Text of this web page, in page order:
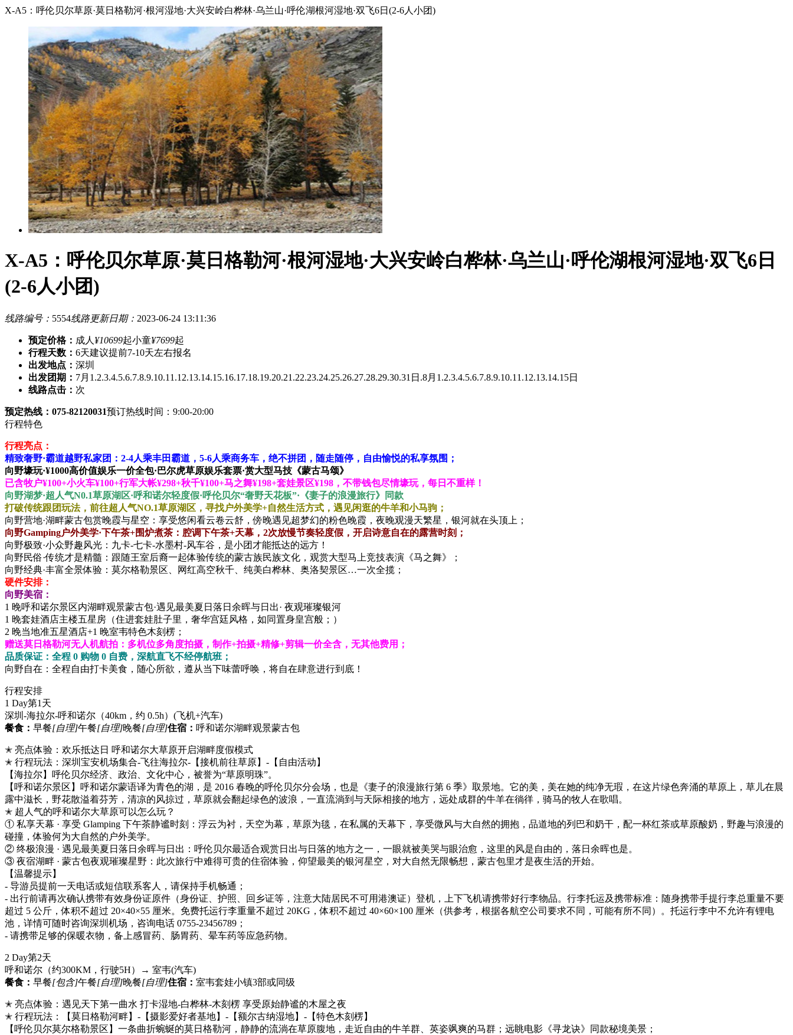
X-A5：呼伦贝尔草原·莫日格勒河·根河湿地·大兴安岭白桦林·乌兰山·呼伦湖根河湿地·双飞6日(2-6人小团)
X-A5：呼伦贝尔草原·莫日格勒河·根河湿地·大兴安岭白桦林·乌兰山·呼伦湖根河湿地·双飞6日
(2-6人小团)
线路编号： 5554线路更新日期： 2023-06-24 13:11:36
预定价格： 成人 ¥10699起小童¥7699起
行程天数： 6天建议提前7-10天左右报名
出发地点： 深圳
出发团期： 7月1.2.3.4.5.6.7.8.9.10.11.12.13.14.15.16.17.18.19.20.21.22.23.24.25.26.27.28.29.30.31日.8月1.2.3.4.5.6.7.8.9.10.11.12.13.14.15日
线路点击： 次
预定热线：075-82120031预订热线时间：9:00-20:00
行程特色
行程亮点：
精致奢野·霸道越野私家团：2-4人乘丰田霸道，5-6人乘商务车，绝不拼团，随走随停，自由愉悦的私享氛围；
向野壕玩·¥1000高价值娱乐一价全包·巴尔虎草原娱乐套票·赏大型马技《蒙古马颂》
已含牧户¥100+小火车¥100+行军大帐¥298+秋千¥100+马之舞¥198+套娃景区¥198，不带钱包尽情壕玩，每日不重样！
向野湖梦·超人气N0.1草原湖区·呼和诺尔轻度假·呼伦贝尔“奢野天花板”·《妻子的浪漫旅行》同款
打破传统跟团玩法，前往超人气NO.1草原湖区，寻找户外美学+自然生活方式，遇见闲逛的牛羊和小马驹；
向野营地·湖畔蒙古包赏晚霞与星空：享受悠闲看云卷云舒，傍晚遇见超梦幻的粉色晚霞，夜晚观漫天繁星，银河就在头顶上；
向野Gamping户外美学·下午茶+围炉煮茶：腔调下午茶+天幕，2次放慢节奏轻度假，开启诗意自在的露营时刻；
向野极致·小众野趣风光：九卡-七卡-水墨村-风车谷，是小团才能抵达的远方！
向野民俗·传统才是精髓：跟随王室后裔一起体验传统的蒙古族民族文化，观赏大型马上竞技表演《马之舞》；
向野经典·丰富全景体验：莫尔格勒景区、网红高空秋千、纯美白桦林、奥洛契景区…一次全揽；
硬件安排：
向野美宿：
1 晚呼和诺尔景区内湖畔观景蒙古包·遇见最美夏日落日余晖与日出· 夜观璀璨银河
1 晚套娃酒店主楼五星房（住进套娃肚子里，奢华宫廷风格，如同置身皇宫般；）
2 晚当地准五星酒店+1 晚室韦特色木刻楞；
赠送莫日格勒河无人机航拍：多机位多角度拍摄，制作+拍摄+精修+剪辑一价全含，无其他费用；
品质保证：全程 0 购物 0 自费，深航直飞不经停航班；
向野自在：全程自由打卡美食，随心所欲，遵从当下味蕾呼唤，将自在肆意进行到底！
行程安排
1 Day第1天
深圳-海拉尔-呼和诺尔（40km，约 0.5h） (飞机+汽车)
餐食： 早餐[自理]午餐[自理]晚餐[自理]住宿： 呼和诺尔湖畔观景蒙古包
✭ 亮点体验：欢乐抵达日 呼和诺尔大草原开启湖畔度假模式
✭ 行程玩法：深圳宝安机场集合-飞往海拉尔-【接机前往草原】-【自由活动】
【海拉尔】呼伦贝尔经济、政治、文化中心，被誉为“草原明珠”。
【呼和诺尔景区】呼和诺尔蒙语译为青色的湖，是 2016 春晚的呼伦贝尔分会场，也是《妻子的浪漫旅行第 6 季》取景地。它的美，美在她的纯净无瑕，在这片绿色奔涌的草原上，草儿在晨
露中滋长，野花散溢着芬芳，清凉的风掠过，草原就会翻起绿色的波浪，一直流淌到与天际相接的地方，远处成群的牛羊在徜徉，骑马的牧人在歌唱。
✭ 超人气的呼和诺尔大草原可以怎么玩？
① 私享天幕 · 享受 Glamping 下午茶静谧时刻：浮云为衬，天空为幕，草原为毯，在私属的天幕下，享受微风与大自然的拥抱，品道地的列巴和奶干，配一杯红茶或草原酸奶，野趣与浪漫的
碰撞，体验何为大自然的户外美学。
② 终极浪漫 · 遇见最美夏日落日余晖与日出：呼伦贝尔最适合观赏日出与日落的地方之一，一眼就被美哭与眼治愈，这里的风是自由的，落日余晖也是。
③ 夜宿湖畔 · 蒙古包夜观璀璨星野：此次旅行中难得可贵的住宿体验，仰望最美的银河星空，对大自然无限畅想，蒙古包里才是夜生活的开始。
【温馨提示】
- 导游员提前一天电话或短信联系客人，请保持手机畅通；
- 出行前请再次确认携带有效身份证原件（身份证、护照、回乡证等，注意大陆居民不可用港澳证）登机，上下飞机请携带好行李物品。行李托运及携带标准：随身携带手提行李总重量不要
超过 5 公斤，体积不超过 20×40×55 厘米。免费托运行李重量不超过 20KG，体积不超过 40×60×100 厘米（供参考，根据各航空公司要求不同，可能有所不同）。托运行李中不允许有锂电
池，详情可随时咨询深圳机场，咨询电话 0755-23456789；
- 请携带足够的保暖衣物，备上感冒药、肠胃药、晕车药等应急药物。
2 Day第2天
呼和诺尔（约300KM，行驶5H）→ 室韦(汽车)
餐食： 早餐[包含]午餐[自理]晚餐[自理]住宿： 室韦套娃小镇3部或同级
✭ 亮点体验：遇见天下第一曲水 打卡湿地-白桦林-木刻楞 享受原始静谧的木屋之夜
✭ 行程玩法：【莫日格勒河畔】-【摄影爱好者基地】-【额尔古纳湿地】-【特色木刻楞】
【呼伦贝尔莫尔格勒景区】一条曲折蜿蜒的莫日格勒河，静静的流淌在草原腹地，走近自由的牛羊群、英姿飒爽的马群；远眺电影《寻龙诀》同款秘境美景；